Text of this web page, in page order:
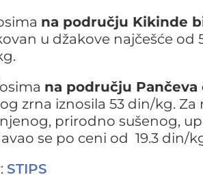
na području Kikinde
u džakove najčešće od
na području Pančeva
zrna iznosila 53 din/kg.
prirodno sušenog,
se po ceni od 19.3 din/
STIPS